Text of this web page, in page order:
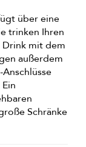
über eine
trinken Ihren
mit dem
außerdem
Schränke